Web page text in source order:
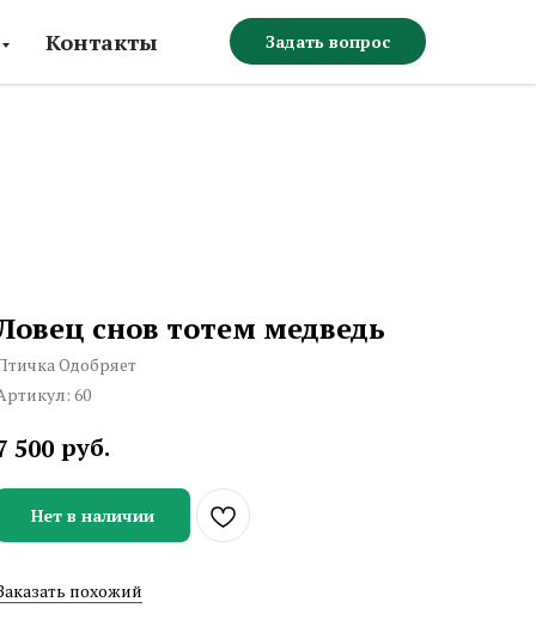
Контакты Задать вопрос
снов тотем медведь
Одобряет
60
500 руб.
Нет в наличии
похожий